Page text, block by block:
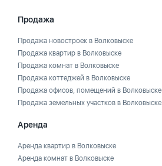
Продажа
Продажа новостроек в Волковыске
Продажа квартир в Волковыске
Продажа комнат в Волковыске
Продажа коттеджей в Волковыске
Продажа офисов, помещений в Волковыске
Продажа земельных участков в Волковыске
Аренда
Аренда квартир в Волковыске
Аренда комнат в Волковыске